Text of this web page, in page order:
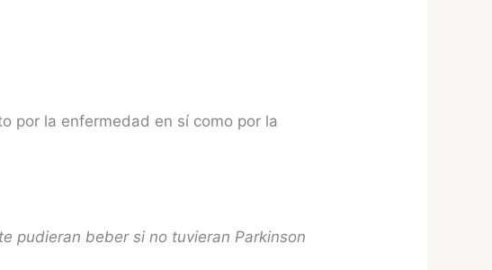
por la enfermedad en sí como por la
pudieran beber si no tuvieran Parkinson